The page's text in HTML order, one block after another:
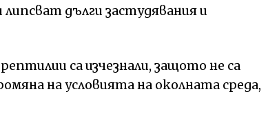
дълги застудявания и
са изчезнали, защото не са
на условията на околната среда,